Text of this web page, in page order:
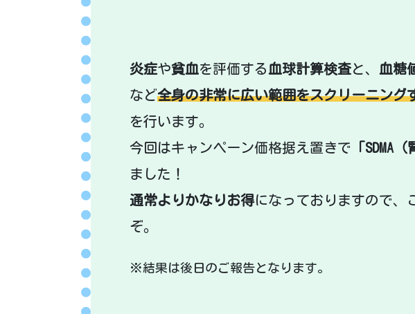
炎症や貧血を評価する 血球計算検査と、 血糖
など全身の非常に広い範囲をスクリーニング
を行います。
今回はキャンペーン価格据え置きで 「SDMA
ました！
通常よりかなりお得になっておりますので、
ぞ。
※結果は後日のご報告となります。